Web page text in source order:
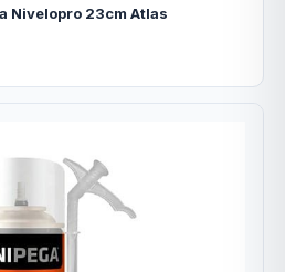
Nivelopro 23cm Atlas